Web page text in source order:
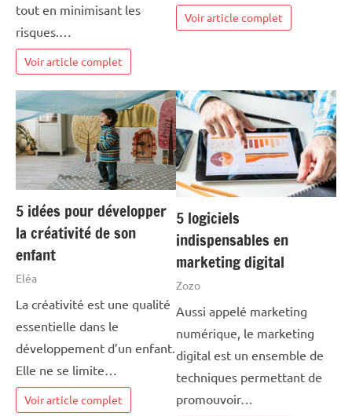
tout en minimisant les
risques.…
Voir article complet
Voir article complet
5 idées pour développer
la créativité de son
enfant
Eléa
La créativité est une qualité
essentielle dans le
développement d’un enfant.
Elle ne se limite…
Voir article complet
5 logiciels
indispensables en
marketing digital
Zozo
Aussi appelé marketing
numérique, le marketing
digital est un ensemble de
techniques permettant de
promouvoir…